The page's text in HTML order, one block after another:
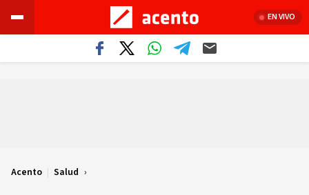
EN VIVO
Acento | Salud